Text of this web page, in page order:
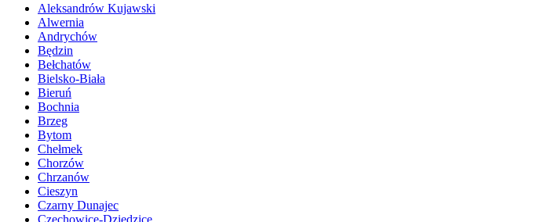
Aleksandrów Kujawski
Alwernia
Andrychów
Będzin
Bełchatów
Bielsko-Biała
Bieruń
Bochnia
Brzeg
Bytom
Chełmek
Chorzów
Chrzanów
Cieszyn
Czarny Dunajec
Czechowice-Dziedzice